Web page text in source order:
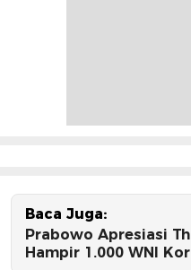
Baca Juga:
Prabowo Apresiasi
Hampir 1.000 WNI